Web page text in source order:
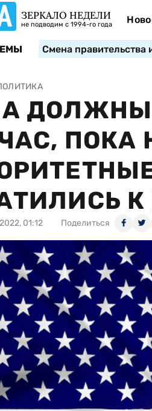
ЗЕРКАЛО НЕДЕЛИ
не подводим с 1994-го года
Смена правительства
ДОЛЖНЫ
ПОКА
01:12 Поделиться